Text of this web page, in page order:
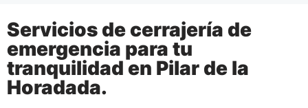
Servicios de cerrajería de
emergencia para tu
tranquilidad en Pilar de la
Horadada.